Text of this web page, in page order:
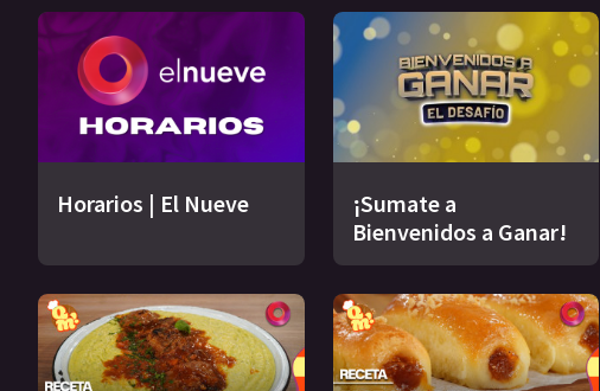
Horarios | El Nueve
¡Sumate a
Bienvenidos a Ganar!